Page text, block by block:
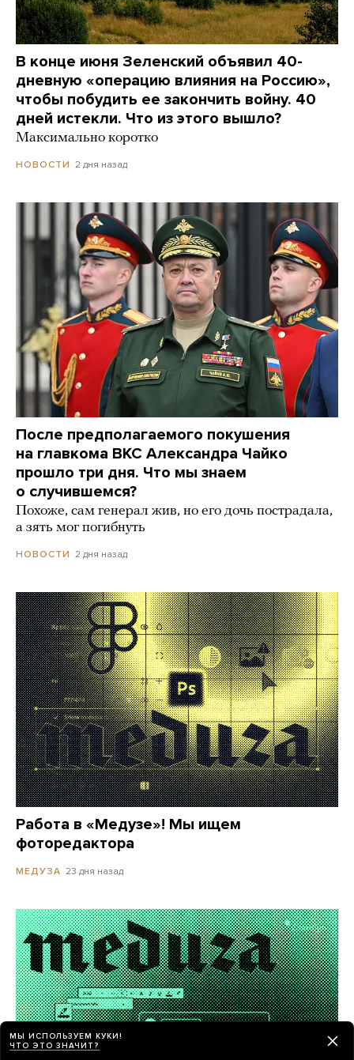
В конце июня Зеленский объявил 40-
дневную «операцию влияния на Россию»,
чтобы побудить ее закончить войну. 40
дней истекли. Что из этого вышло?
Максимально коротко
НОВОСТИ 2 дня назад
После предполагаемого покушения
на главкома ВКС Александра Чайко
прошло три дня. Что мы знаем
о случившемся?
Похоже, сам генерал жив, но его дочь пострадала,
а зять мог погибнуть
НОВОСТИ 2 дня назад
Работа в «Медузе»! Мы ищем
фоторедактора
МЕДУЗА 23 дня назад
МЫ ИСПОЛЬЗУЕМ КУКИ!
ЧТО ЭТО ЗНАЧИТ?